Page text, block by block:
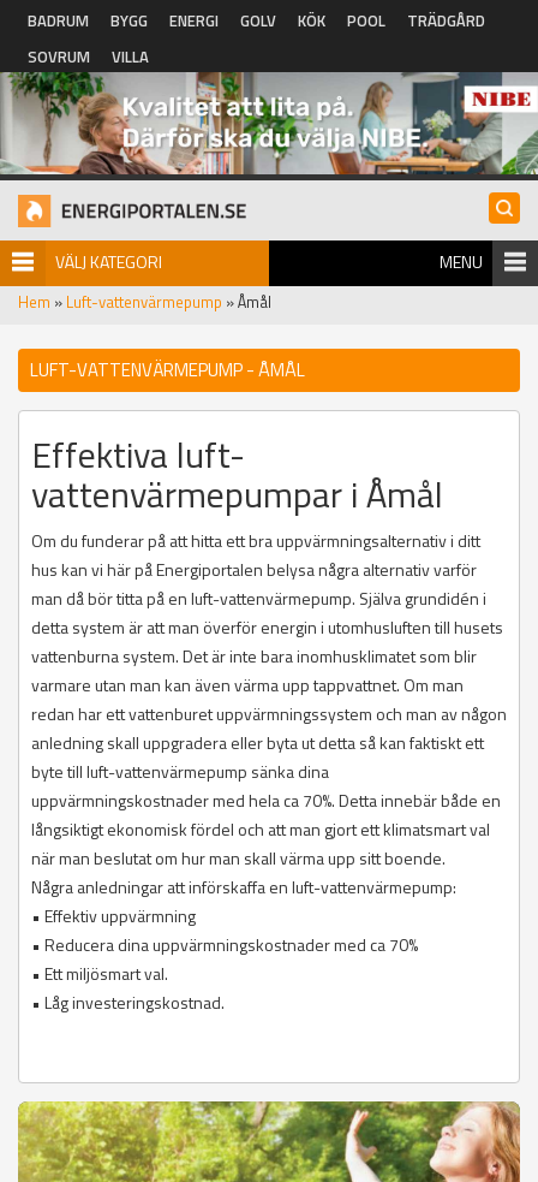
Hoppa till huvudinnehåll
BADRUM BYGG ENERGI GOLV KÖK POOL
TRÄDGÅRD
SOVRUM
VILLA
VÄLJ KATEGORI MENU
Hem » Luft-vattenvärmepump » Åmål
LUFT-VATTENVÄRMEPUMP - ÅMÅL
Effektiva luft-
vattenvärmepumpar i Åmål
Om du funderar på att hitta ett bra uppvärmningsalternativ i ditt
hus kan vi här på Energiportalen belysa några alternativ varför
man då bör titta på en luft-vattenvärmepump. Själva grundidén i
detta system är att man överför energin i utomhusluften till husets
vattenburna system. Det är inte bara inomhusklimatet som blir
varmare utan man kan även värma upp tappvattnet. Om man
redan har ett vattenburet uppvärmningssystem och man av någon
anledning skall uppgradera eller byta ut detta så kan faktiskt ett
byte till luft-vattenvärmepump sänka dina
uppvärmningskostnader med hela ca 70%. Detta innebär både en
långsiktigt ekonomisk fördel och att man gjort ett klimatsmart val
när man beslutat om hur man skall värma upp sitt boende.
Några anledningar att införskaffa en luft-vattenvärmepump:
• Effektiv uppvärmning
• Reducera dina uppvärmningskostnader med ca 70%
• Ett miljösmart val.
• Låg investeringskostnad.